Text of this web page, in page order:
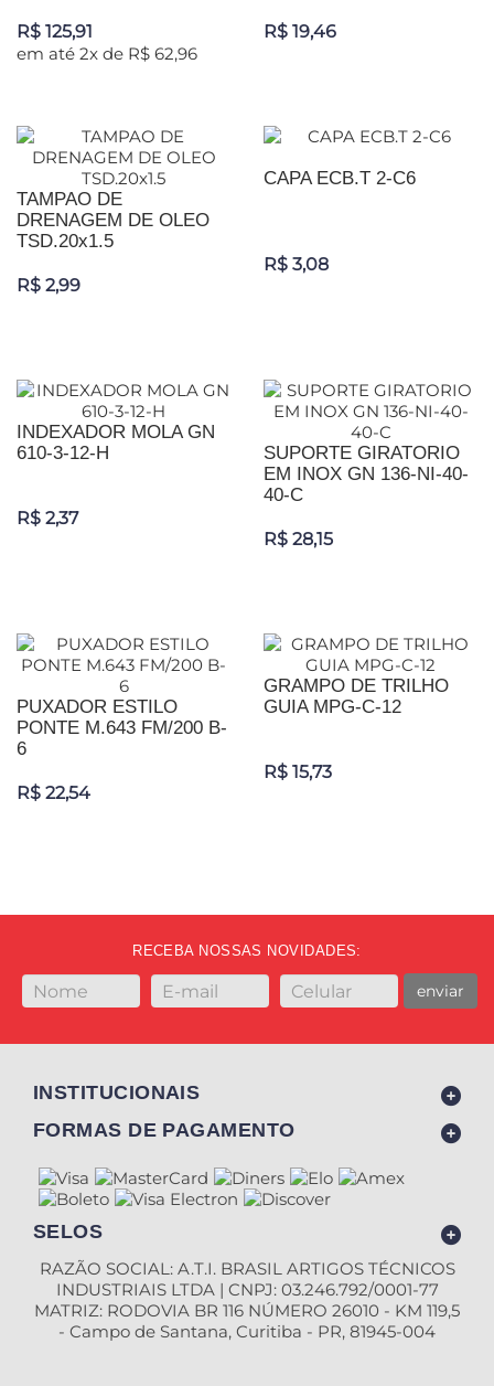
R$ 125,91
em até 2x de R$ 62,96
R$ 19,46
TAMPAO DE
DRENAGEM DE OLEO
TSD.20x1.5
R$ 2,99
CAPA ECB.T 2-C6
R$ 3,08
INDEXADOR MOLA GN
610-3-12-H
R$ 2,37
SUPORTE GIRATORIO
EM INOX GN 136-NI-40-
40-C
R$ 28,15
PUXADOR ESTILO
PONTE M.643 FM/200 B-
6
R$ 22,54
GRAMPO DE TRILHO
GUIA MPG-C-12
R$ 15,73
RECEBA NOSSAS NOVIDADES:
enviar
INSTITUCIONAIS
FORMAS DE PAGAMENTO
SELOS
RAZÃO SOCIAL: A.T.I. BRASIL ARTIGOS TÉCNICOS
INDUSTRIAIS LTDA | CNPJ: 03.246.792/0001-77
MATRIZ: RODOVIA BR 116 NÚMERO 26010 - KM 119,5
- Campo de Santana, Curitiba - PR, 81945-004